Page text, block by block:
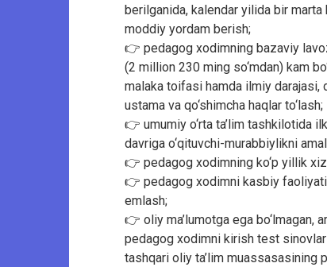
berilganida, kalendar yilida bir
moddiy yordam berish;
👉 pedagog xodimning bazaviy
(2 million 230 ming so‘mdan) kam
malaka toifasi hamda ilmiy darajasi,
ustama va qo‘shimcha haqlar to‘lash;
👉 umumiy o‘rta ta’lim tashkilotida
davriga o‘qituvchi-murabbiylikni
👉 pedagog xodimning ko‘p yillik
👉 pedagog xodimni kasbiy
emlash;
👉 oliy ma’lumotga ega bo‘lmagan,
pedagog xodimni kirish test
tashqari oliy ta’lim muassasasining